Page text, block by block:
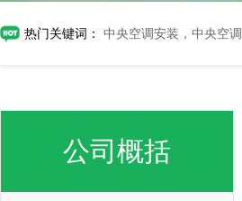
热门关键词： 中央空调安装，中央空
公司概括